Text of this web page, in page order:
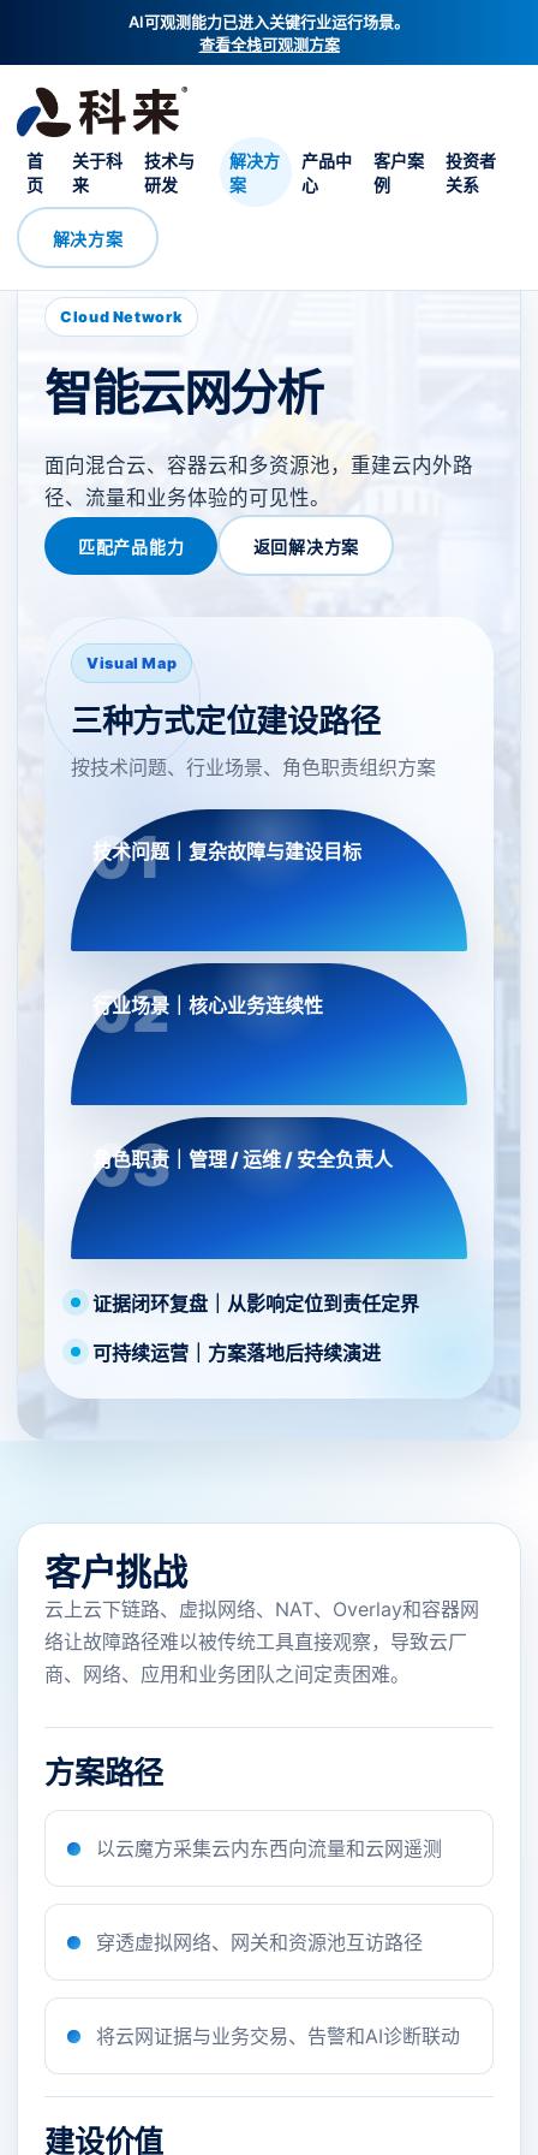
AI可观测能力已进入关键行业运行场景。
查看全栈可观测方案
首
页
关于科
来
技术与
研发
解决方
案
产品中
心
客户案
例
投资者
关系
解决方案
Cloud Network
智能云网分析
面向混合云、容器云和多资源池，重建云内外路
径、流量和业务体验的可见性。
匹配产品能力 返回解决方案
Visual Map
三种方式定位建设路径
按技术问题、行业场景、角色职责组织方案
技术问题｜复杂故障与建设目标
行业场景｜核心业务连续性
角色职责｜管理 / 运维 / 安全负责人
证据闭环复盘｜从影响定位到责任定界
可持续运营｜方案落地后持续演进
客户挑战
云上云下链路、虚拟网络、NAT、Overlay和容器网
络让故障路径难以被传统工具直接观察，导致云厂
商、网络、应用和业务团队之间定责困难。
方案路径
以云魔方采集云内东西向流量和云网遥测
穿透虚拟网络、网关和资源池互访路径
将云网证据与业务交易、告警和AI诊断联动
建设价值